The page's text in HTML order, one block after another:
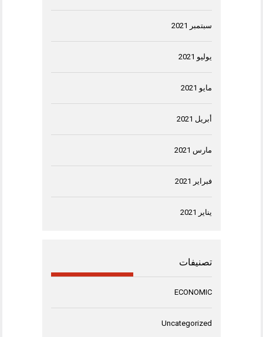
سبتمبر 2021
يوليو 2021
مايو 2021
أبريل 2021
مارس 2021
فبراير 2021
يناير 2021
تصنيفات
ECONOMIC
Uncategorized